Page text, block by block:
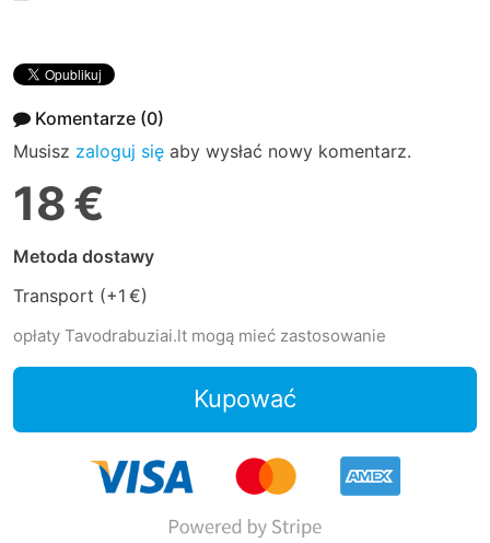
Komentarze (0)
Musisz zaloguj się aby wysłać nowy komentarz.
18 €
Metoda dostawy
Transport (+1 €)
opłaty Tavodrabuziai.lt mogą mieć zastosowanie
Kupować